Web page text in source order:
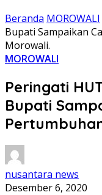
Beranda MOROWALI
Bupati Sampaikan
Morowali.
MOROWALI
Peringati
Bupati
nusantara news
Desember 6, 2020